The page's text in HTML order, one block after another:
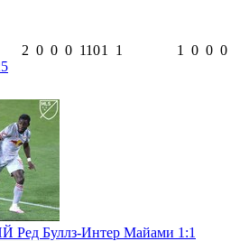
2 0 0 0 1101 1 1 0 0 0
Ред Буллз-Интер Майами 1:1